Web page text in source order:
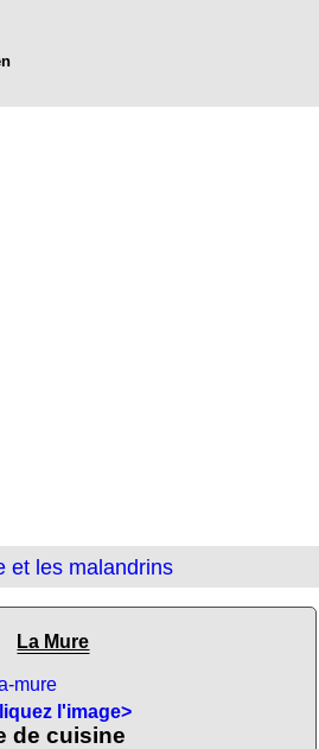
et les malandrins
La Mure
l'image>
de cuisine